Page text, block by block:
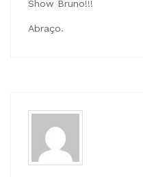
Show Bruno!!!
Abraço.